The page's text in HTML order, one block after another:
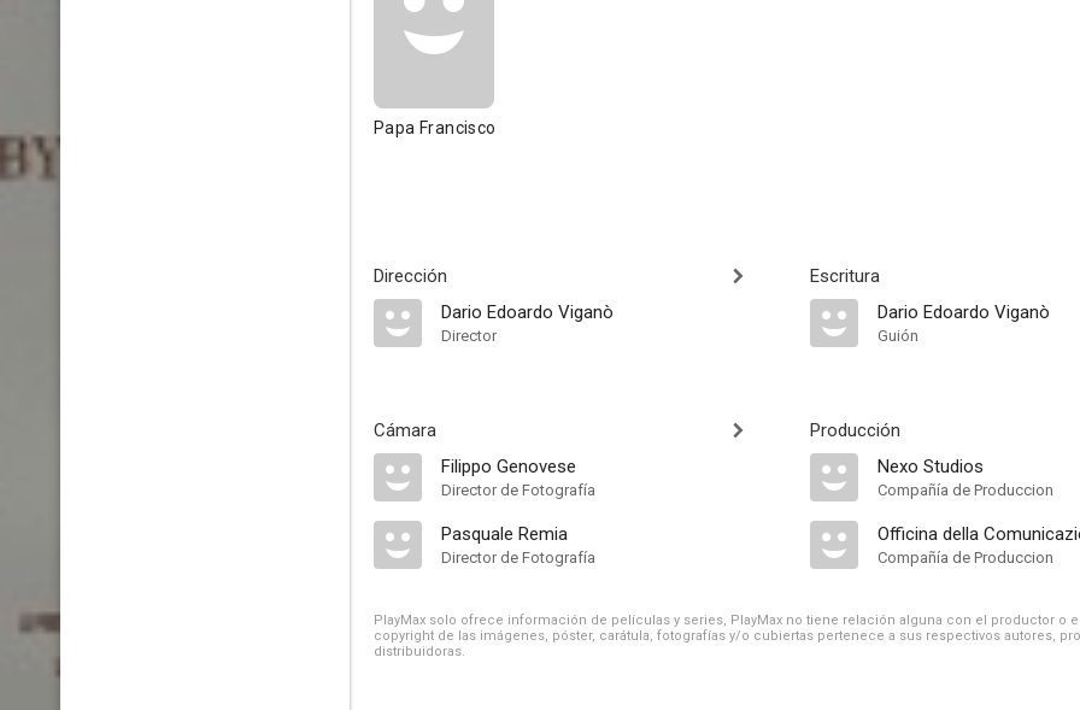
Papa Francisco
Dirección
Dario Edoardo Viganò
Director
Cámara
Filippo Genovese
Director de Fotografía
Pasquale Remia
Director de Fotografía
Escritura
Dario Edoardo Viganò
Guión
Producción
Nexo Studios
Compañía de Produccion
Officina della
Compañía de Produccion
PlayMax solo ofrece información de películas y series, PlayMax no tiene relación alguna con el productor o
copyright de las imágenes, póster, carátula, fotografías y/o cubiertas pertenece a sus respectivos autores,
distribuidoras.